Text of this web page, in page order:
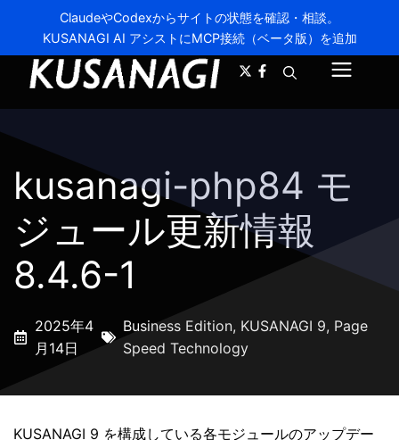
ClaudeやCodexからサイトの状態を確認・相談。
KUSANAGI AI アシストにMCP接続（ベータ版）を追加
ニ
kusanagi-php84 モ
ジュール更新情報
8.4.6-1
2025年4
月14日
Business Edition, KUSANAGI 9, Page
Speed Technology
KUSANAGI 9 を構成している各モジュールのアップデー
A- A+